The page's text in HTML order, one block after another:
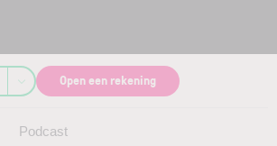
Podcast
Open een rekening